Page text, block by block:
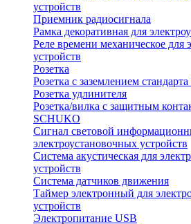
устройств
Приемник радиосигнала
Рамка декоративная для
Реле времени механическое для
устройств
Розетка
Розетка с заземлением
Розетка удлинителя
Розетка/вилка с защитным
SCHUKO
Сигнал световой
электроустановочных устройств
Система акустическая для
устройств
Система датчиков движения
Таймер электронный для
устройств
Электропитание USB